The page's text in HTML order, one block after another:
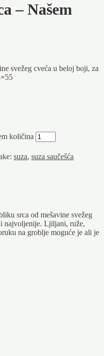
– Našem
svežeg cveća u beloj boji, za
količina
suza, suza saučešća
srca od mešavine svežeg
i najvoljenije. Ljiljani, ruže,
na groblje moguće je ali je